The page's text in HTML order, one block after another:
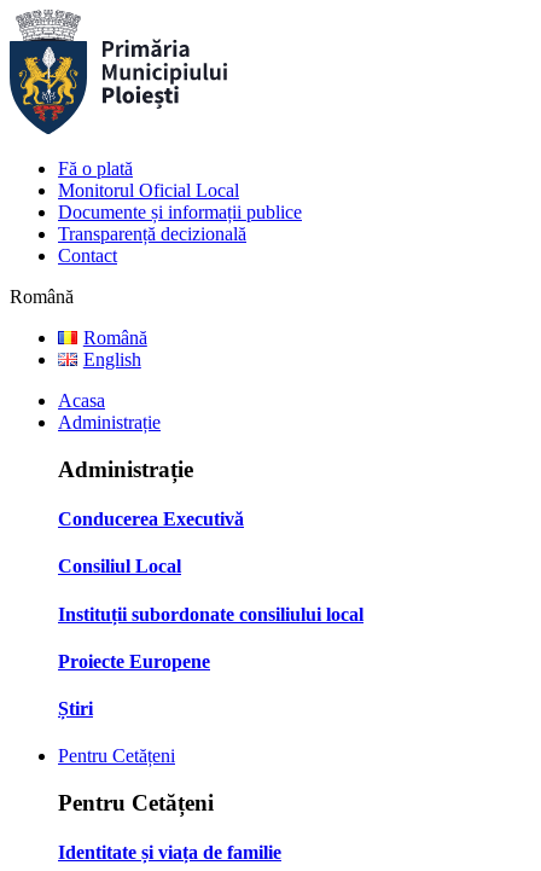
Fă o plată
Monitorul Oficial Local
Documente și informații publice
Transparență decizională
Contact
Română
Română
English
Acasa
Administrație
Administrație
Conducerea Executivă
Consiliul Local
Instituții subordonate consiliului local
Proiecte Europene
Știri
Pentru Cetățeni
Pentru Cetățeni
Identitate și viața de familie